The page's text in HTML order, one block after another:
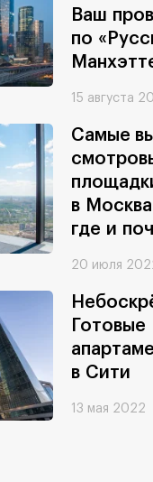
Ваш
по
15 августа
Самые
в
где и
20 июля
Готовые
в Сити
13 мая 2022